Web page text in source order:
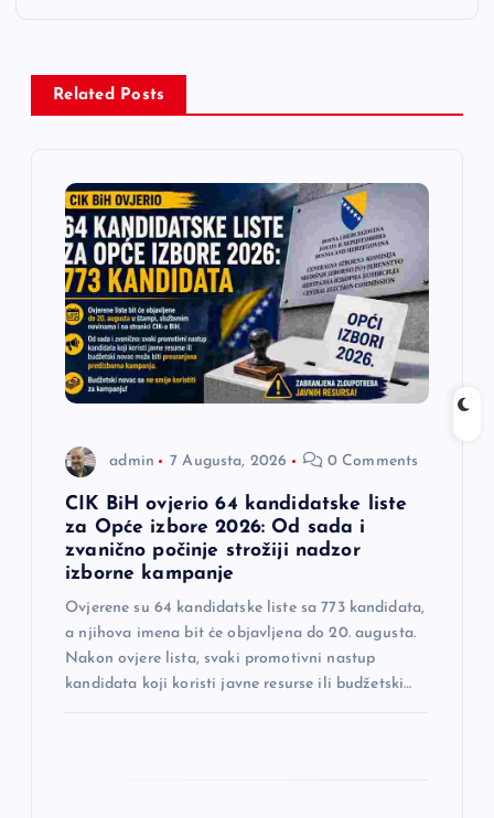
c
Related Posts
admin 7 Augusta, 2026 0 Comments
CIK BiH ovjerio 64 kandidatske liste
za Opće izbore 2026: Od sada i
zvanično počinje strožiji nadzor
izborne kampanje
Ovjerene su 64 kandidatske liste sa 773 kandidata,
a njihova imena bit će objavljena do 20. augusta.
Nakon ovjere lista, svaki promotivni nastup
kandidata koji koristi javne resurse ili budžetski…